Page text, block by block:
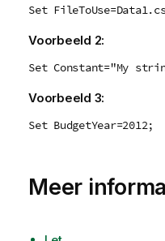
Set
Voorbeeld 2:
Set Constant="My
Voorbeeld 3:
Set BudgetYear=2012;
Meer